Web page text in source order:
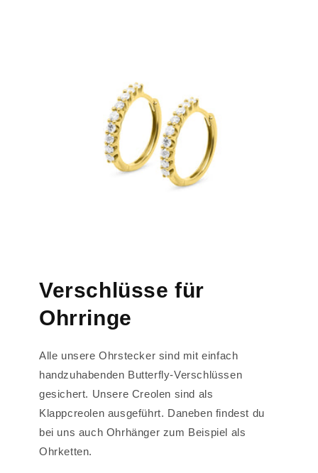
Verschlüsse für
Ohrringe
Alle unsere Ohrstecker sind mit einfach
handzuhabenden Butterfly-Verschlüssen
gesichert. Unsere Creolen sind als
Klappcreolen ausgeführt. Daneben findest du
bei uns auch Ohrhänger zum Beispiel als
Ohrketten.